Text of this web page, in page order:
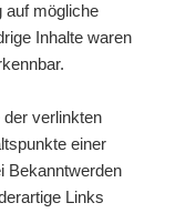
auf mögliche
Inhalte waren
der verlinkten
einer
Bekanntwerden
Links